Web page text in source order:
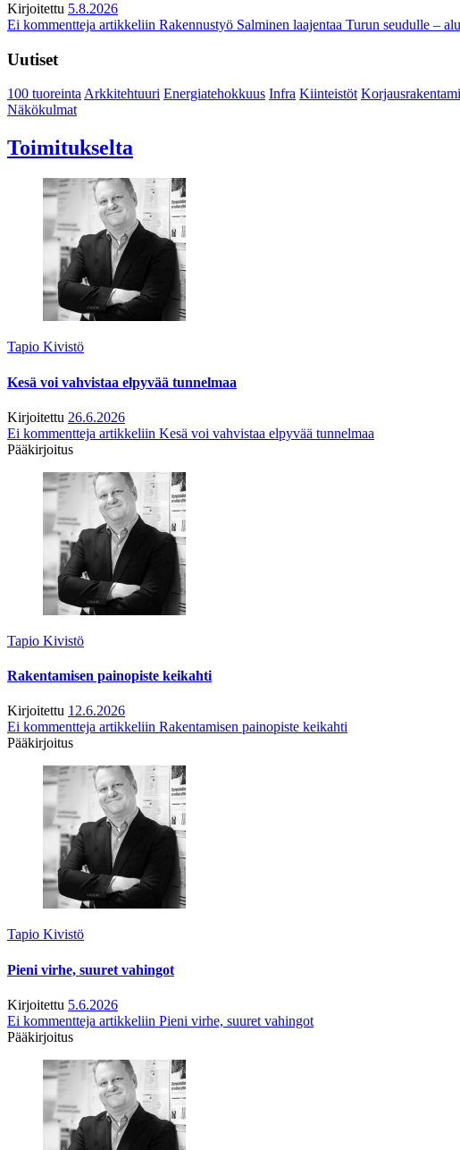
Kirjoitettu 5.8.2026
Ei kommentteja artikkeliin Rakennustyö Salminen laajentaa Turun seudulle –
Uutiset
100 tuoreintaArkkitehtuuri Energiatehokkuus Infra Kiinteistöt
Näkökulmat
Toimitukselta
Tapio Kivistö
Kesä voi vahvistaa elpyvää tunnelmaa
Kirjoitettu 26.6.2026
Ei kommentteja artikkeliin Kesä voi vahvistaa elpyvää tunnelmaa
Pääkirjoitus
Tapio Kivistö
Rakentamisen painopiste keikahti
Kirjoitettu 12.6.2026
Ei kommentteja artikkeliin Rakentamisen painopiste keikahti
Pääkirjoitus
Tapio Kivistö
Pieni virhe, suuret vahingot
Kirjoitettu 5.6.2026
Ei kommentteja artikkeliin Pieni virhe, suuret vahingot
Pääkirjoitus